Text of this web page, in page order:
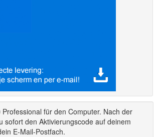
Professional für den Computer. Nach der
sofort den Aktivierungscode auf deinem
E-Mail-Postfach.